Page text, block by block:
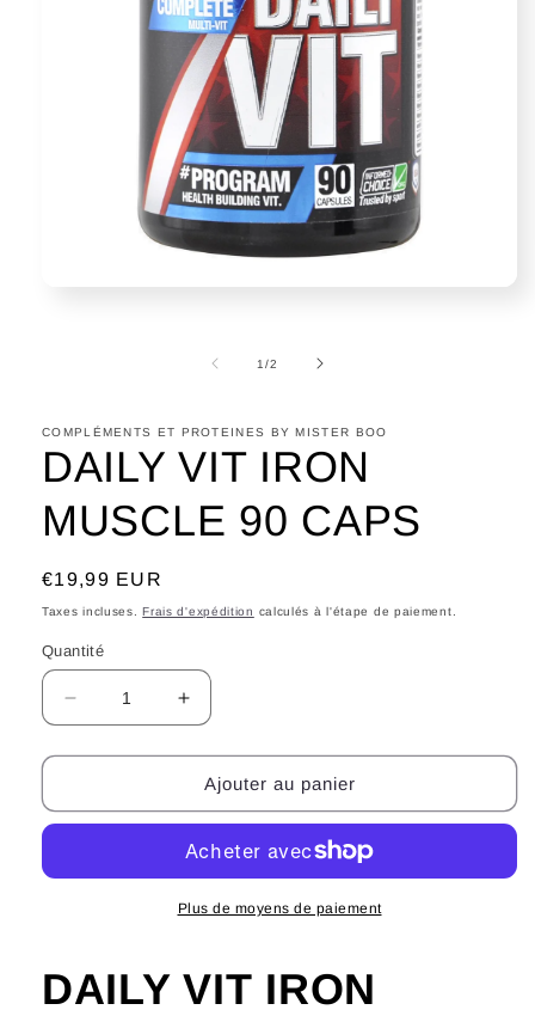
1/de
2
COMPLÉMENTS ET PROTEINES BY MISTER BOO
DAILY VIT IRON
MUSCLE 90 CAPS
Prix
habituel
€19,99 EUR
Taxes incluses.Frais d'expédition calculés à l'étape de paiement.
Quantité
Réduire
la
quantité
DAILY
MUSCLE
Augmenter
la
quantité
de
DAILY
IRON
MUSCLE
90
Ajouter au panier
Plus de moyens de paiement
DAILY VIT IRON